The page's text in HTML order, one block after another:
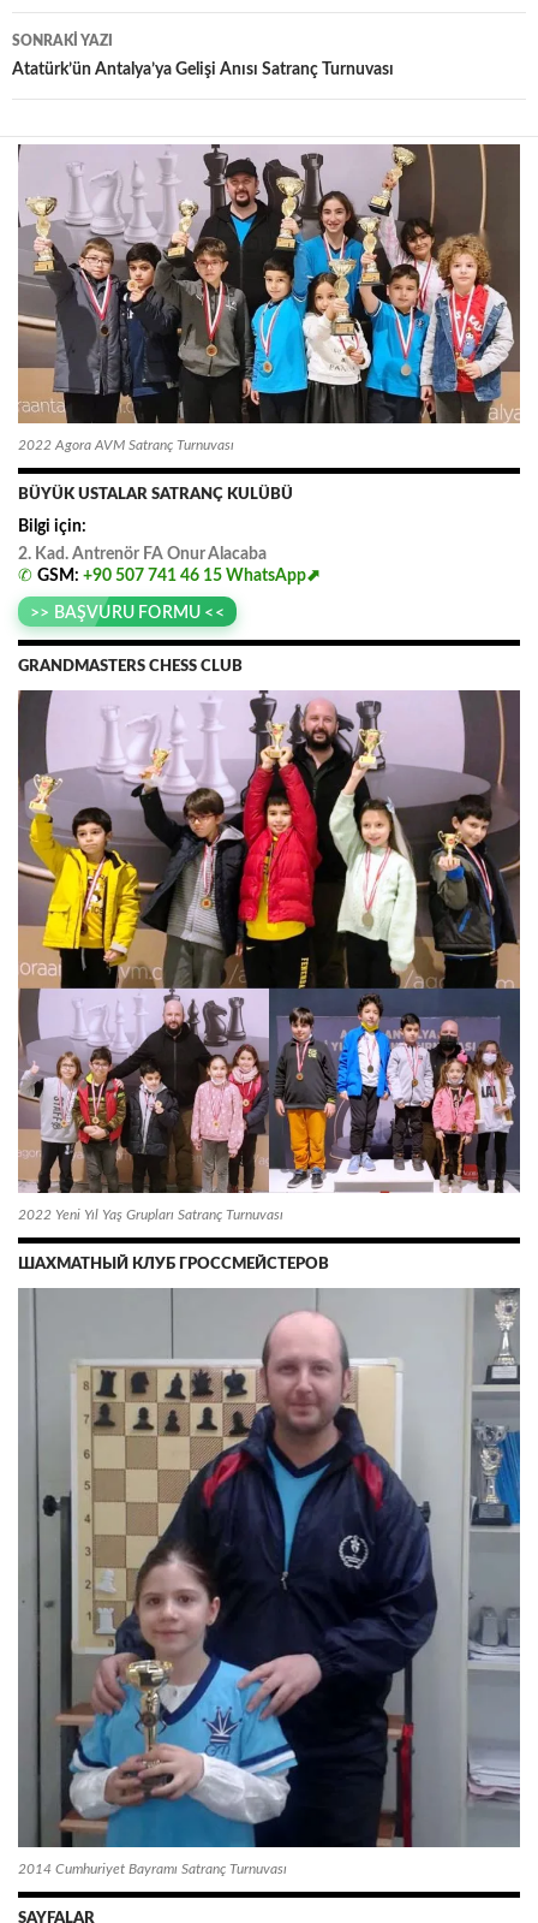
SONRAKI YAZI
Atatürk’ün Antalya’ya Gelişi Anısı Satranç Turnuvası
2022 Agora AVM Satranç Turnuvası
BÜYÜK USTALAR SATRANÇ KULÜBÜ
Bilgi için:
2. Kad. Antrenör FA Onur.Alacaba
✆ GSM: +90 507 741 46 15 WhatsApp⬈
>> BAŞVURU FORMU <<
GRANDMASTERS CHESS CLUB
2022 Yeni Yıl Yaş Grupları Satranç Turnuvası
ШАХМАТНЫЙ КЛУБ ГРОССМЕЙСТЕРОВ
2014 Cumhuriyet Bayramı Satranç Turnuvası
SAYFALAR